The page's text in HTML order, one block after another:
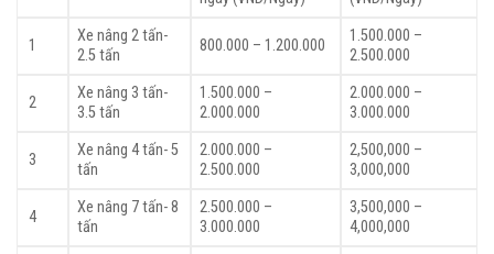
1
Xe nâng 2 tấn-
2.5 tấn
800.000 – 1.200.000
1.500.000 –
2.500.000
2
Xe nâng 3 tấn-
3.5 tấn
1.500.000 –
2.000.000
2.000.000 –
3.000.000
3
Xe nâng 4 tấn- 5
tấn
2.000.000 –
2.500.000
2,500,000 –
3,000,000
4
Xe nâng 7 tấn- 8
tấn
2.500.000 –
3.000.000
3,500,000 –
4,000,000